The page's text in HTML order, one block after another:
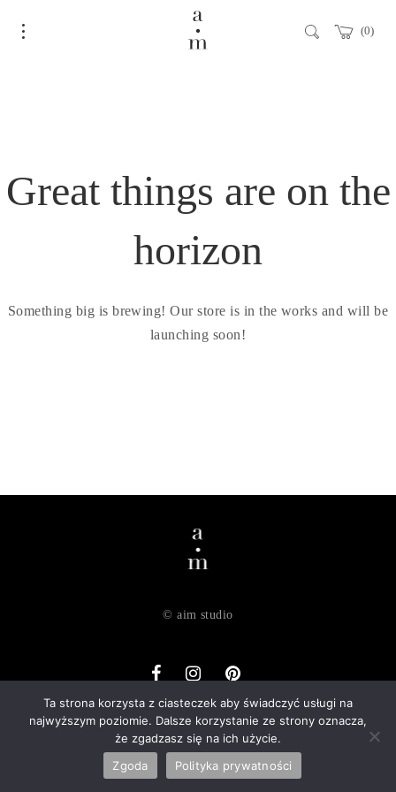
0
Great things are on the
horizon
Something big is brewing! Our store is in the works and will be
launching soon!
Ta strona korzysta z ciasteczek aby świadczyć usługi na
najwyższym poziomie. Dalsze korzystanie ze strony oznacza,
że zgadzasz się na ich użycie.
Zgoda
Polityka prywatności
© aim studio
o nas dostawa zwroty regulamin
polityka prywatności
kontakt